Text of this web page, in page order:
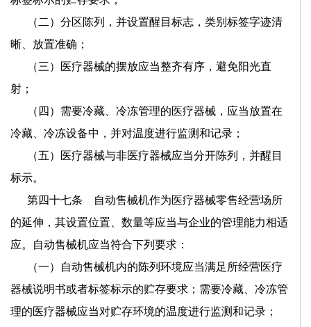
（二）分区陈列，并设置醒目标志，类别标签字迹清
晰、放置准确；
（三）医疗器械的摆放应当整齐有序，避免阳光直
射；
（四）需要冷藏、冷冻管理的医疗器械，应当放置在
冷藏、冷冻设备中，并对温度进行监测和记录；
（五）医疗器械与非医疗器械应当分开陈列，并醒目
标示。
第四十七条 自动售械机作为医疗器械零售经营场所
的延伸，其设置位置、数量等应当与企业的管理能力相适
应。自动售械机应当符合下列要求：
（一）自动售械机内的陈列环境应当满足所经营医疗
器械说明书或者标签标示的贮存要求；需要冷藏、冷冻管
理的医疗器械应当对贮存环境的温度进行监测和记录；